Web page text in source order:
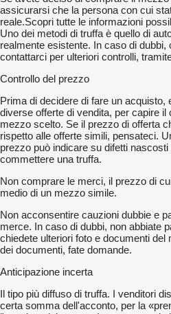
assicurarsi che la persona con cui
reale.Scopri tutte le informazioni
Uno dei metodi di truffa è quello di
realmente esistente. In caso di dubbi,
contattarci per ulteriori controlli,
Controllo del prezzo
Prima di decidere di fare un acquisto,
diverse offerte di vendita, per capire
mezzo scelto. Se il prezzo di offerta
rispetto alle offerte simili, pensateci.
prezzo può indicare su difetti
commettere una truffa.
Non comprare le merci, il prezzo di
medio di un mezzo simile.
Non acconsentire cauzioni dubbie e
merce. In caso di dubbi, non abbiate
chiedete ulteriori foto e documenti
dei documenti, fate domande.
Anticipazione incerta
Il tipo più diffuso di truffa. I venditori
certa somma dell'acconto, per la